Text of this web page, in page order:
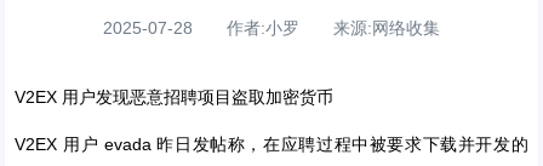
2025-07-28 作者:小罗 来源:网络收集
V2EX 用户发现恶意招聘项目盗取加密货币
V2EX 用户 evada 昨日发帖称，在应聘过程中被要求下载并开发的